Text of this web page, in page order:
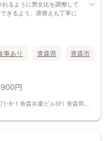
るように男女比を調整して
きるよう、席替えも丁寧に
話そう…」と悩むことな
！
に満たない場合
意しています！
事あり 青森県 青森市
円